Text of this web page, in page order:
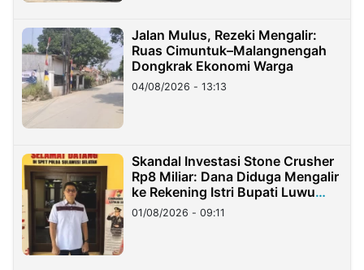
Jalan Mulus, Rezeki Mengalir:
Ruas Cimuntuk–Malangnengah
Dongkrak Ekonomi Warga
04/08/2026 - 13:13
Skandal Investasi Stone Crusher
Rp8 Miliar: Dana Diduga Mengalir
ke Rekening Istri Bupati Luwu
Timur
01/08/2026 - 09:11